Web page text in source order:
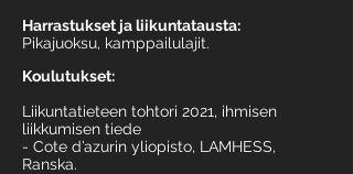
Harrastukset ja liikuntatausta:
Pikajuoksu, kamppailulajit.
Koulutukset:
Liikuntatieteen tohtori 2021, ihmisen
liikkumisen tiede
- Cote d’azurin yliopisto, LAMHESS,
Ranska.